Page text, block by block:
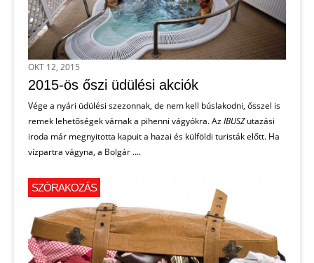
OKT 12, 2015
2015-ös őszi üdülési akciók
Vége a nyári üdülési szezonnak, de nem kell búslakodni, ősszel is
remek lehetőségek várnak a pihenni vágyókra. AzIBUSZutazási
iroda már megnyitotta kapuit a hazai és külföldi turisták előtt. Ha
vízpartra vágyna, a Bolgár ....
SZÓRAKOZÁS